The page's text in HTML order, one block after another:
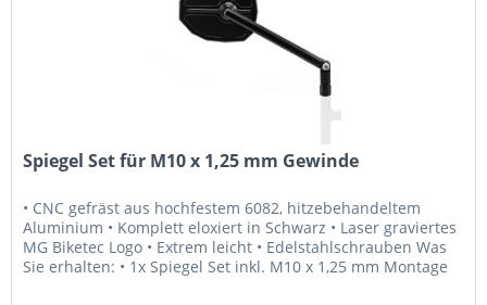
Spiegel Set für M10 x 1,25 mm Gewinde
• CNC gefräst aus hochfestem 6082, hitzebehandeltem
Aluminium • Komplett eloxiert in Schwarz • Laser graviertes
MG Biketec Logo • Extrem leicht • Edelstahlschrauben Was
Sie erhalten: • 1x Spiegel Set inkl. M10 x 1,25 mm Montage